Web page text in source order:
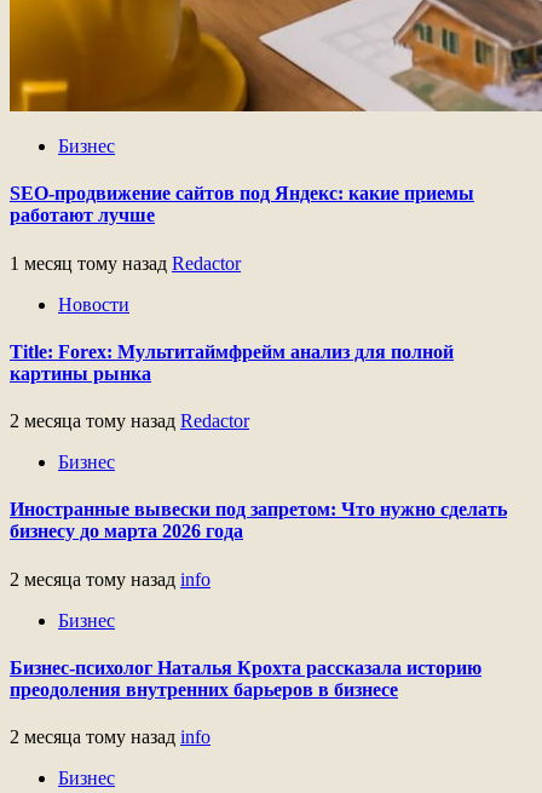
Бизнес
SEO-продвижение сайтов под Яндекс: какие приемы
работают лучше
1 месяц тому назад Redactor
Новости
Title: Forex: Мультитаймфрейм анализ для полной
картины рынка
2 месяца тому назад Redactor
Бизнес
Иностранные вывески под запретом: Что нужно сделать
бизнесу до марта 2026 года
2 месяца тому назад info
Бизнес
Бизнес-психолог Наталья Крохта рассказала историю
преодоления внутренних барьеров в бизнесе
2 месяца тому назад info
Бизнес